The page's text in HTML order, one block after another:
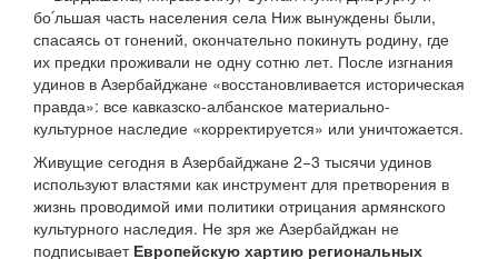
бо՛льшая часть населения села Ниж вынуждены были,
спасаясь от гонений, окончательно покинуть родину, где
их предки проживали не одну сотню лет. После изгнания
удинов в Азербайджане «восстановливается историческая
правда»: все кавказско-албанское материально-
культурное наследие «корректируется» или уничтожается.
Живущие сегодня в Азербайджане 2−3 тысячи удинов
используют властями как инструмент для претворения в
жизнь проводимой ими политики отрицания армянского
культурного наследия. Не зря же Азербайджан не
подписывает Европейскую хартию региональных